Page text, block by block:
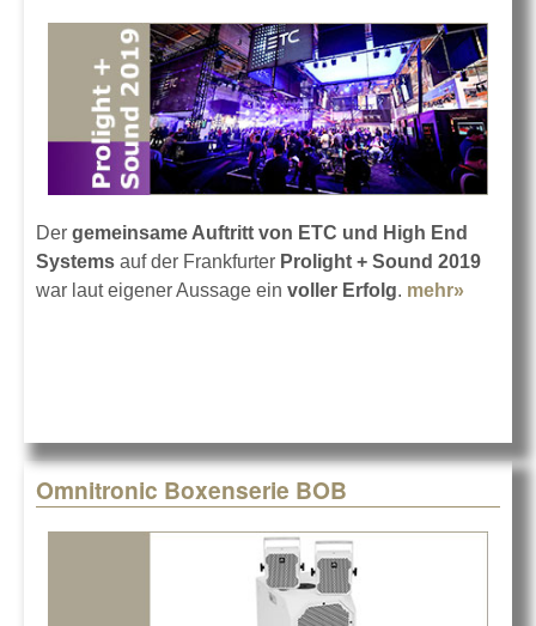
Der gemeinsame Auftritt von ETC und High End
Systems auf der Frankfurter Prolight + Sound 2019
war laut eigener Aussage ein voller Erfolg. mehr»
Omnitronic Boxenserie BOB